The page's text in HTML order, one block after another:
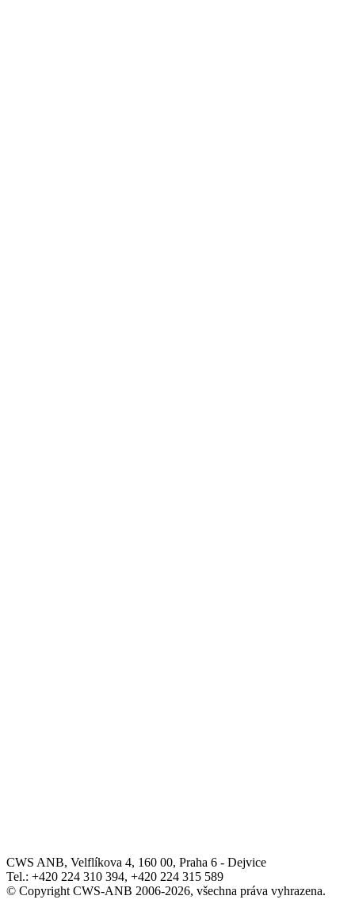
CWS ANB, Velflíkova 4, 160 00, Praha 6 - Dejvice
Tel.: +420 224 310 394, +420 224 315 589
© Copyright CWS-ANB 2006-2026, všechna práva vyhrazena.